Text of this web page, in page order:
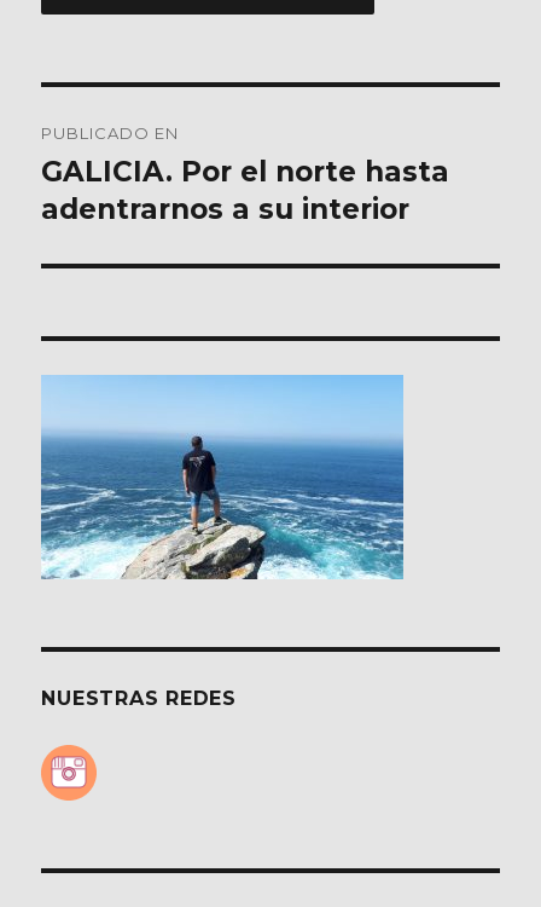
de
entradas
PUBLICADO EN
GALICIA. Por el norte hasta
adentrarnos a su interior
NUESTRAS REDES